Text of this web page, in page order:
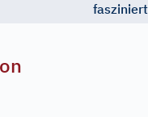
fasziniert